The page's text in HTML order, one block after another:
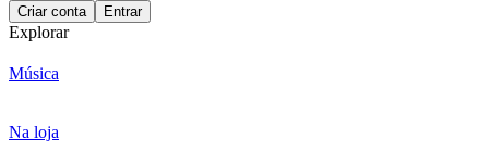
Criar conta Entrar
Explorar
Música
Na loja